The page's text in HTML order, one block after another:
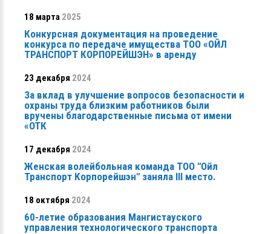
18 марта 2025
Конкурсная документация на проведение
конкурса по передаче имущества ТОО «ОЙЛ
ТРАНСПОРТ КОРПОРЕЙШЭН» в аренду
23 декабря 2024
За вклад в улучшение вопросов безопасности и
охраны труда близким работников были
вручены благодарственные письма от имени
«ОТК
17 декабря 2024
Женская волейбольная команда ТОО "Ойл
Транспорт Корпорейшэн" заняла ІІІ место.
18 октября 2024
60-летие образования Мангистауского
управления технологического транспорта